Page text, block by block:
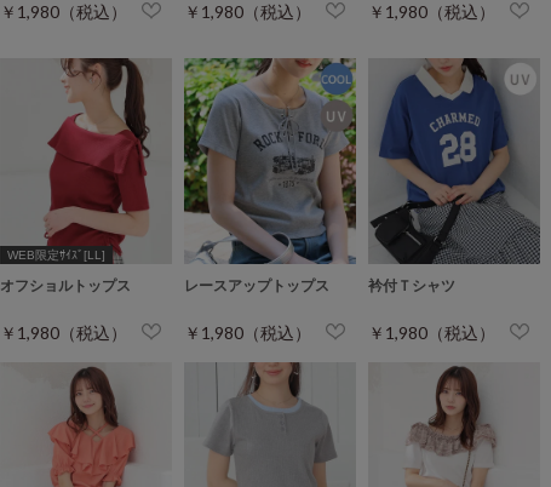
￥1,980（税込） ￥1,980（税込） ￥1,980（税込）
WEB限定ｻｲｽﾞ[LL]
オフショルトップス
￥1,980（税込）
レースアップトップス
￥1,980（税込）
衿付Ｔシャツ
￥1,980（税込）